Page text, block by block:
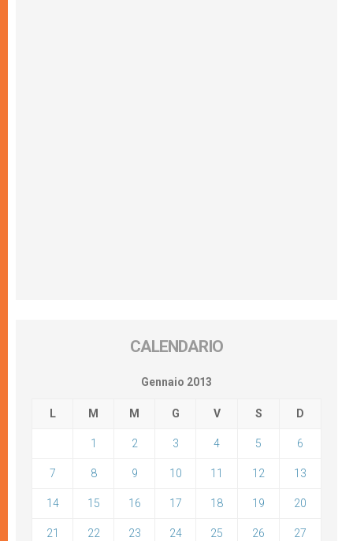
CALENDARIO
Gennaio 2013
L M M G V S D
1 2 3 4 5 6
7 8 9 10 11 12 13
14 15 16 17 18 19 20
21 22 23 24 25 26 27